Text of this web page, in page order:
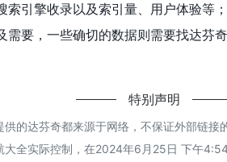
索引擎收录以及索引量、用户体验等
需要，一些确切的数据则需要找达芬
特别声明
的达芬奇都来源于网络，不保证外部链接
全实际控制，在2024年6月25日 下午